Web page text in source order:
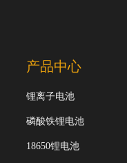
产品中心
锂离子电池
磷酸铁锂电池
18650锂电池